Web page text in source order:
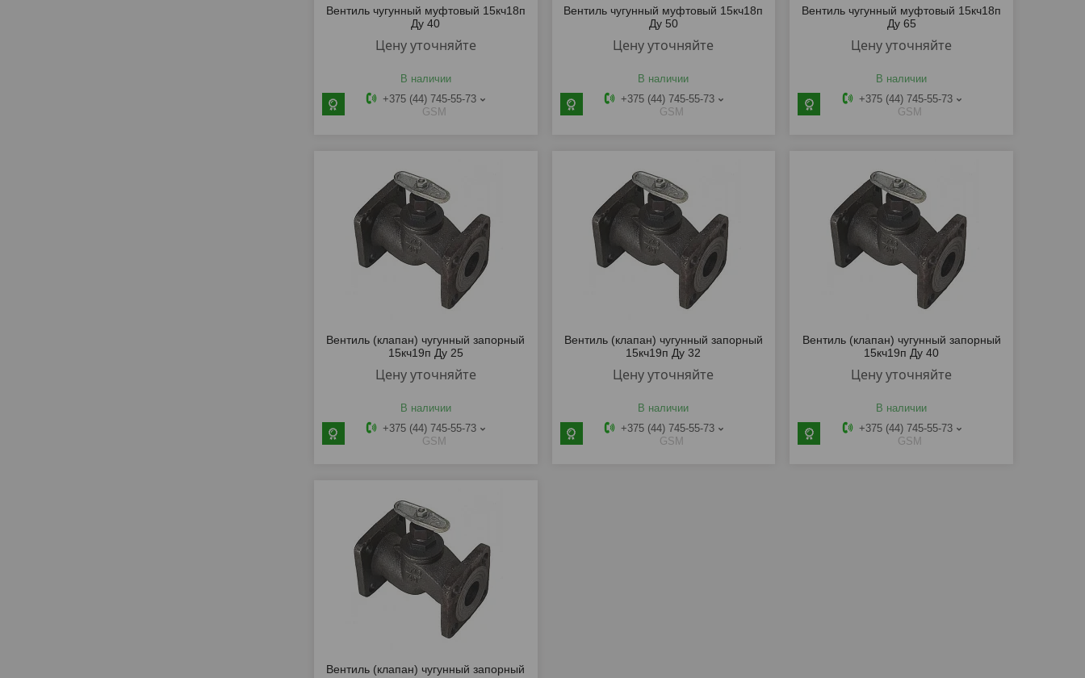
Вентиль чугунный муфтовый 15кч18п
Ду 40
Цену уточняйте
В наличии
+375 (44) 745-55-73
GSM
Вентиль чугунный муфтовый 15кч18п
Ду 50
Цену уточняйте
В наличии
+375 (44) 745-55-73
GSM
Вентиль чугунный муфтовый 15кч18п
Ду 65
Цену уточняйте
В наличии
+375 (44) 745-55-73
GSM
Вентиль (клапан) чугунный запорный
15кч19п Ду 25
Цену уточняйте
В наличии
+375 (44) 745-55-73
GSM
Вентиль (клапан) чугунный запорный
15кч19п Ду 32
Цену уточняйте
В наличии
+375 (44) 745-55-73
GSM
Вентиль (клапан) чугунный запорный
15кч19п Ду 40
Цену уточняйте
В наличии
+375 (44) 745-55-73
GSM
Вентиль (клапан) чугунный запорный